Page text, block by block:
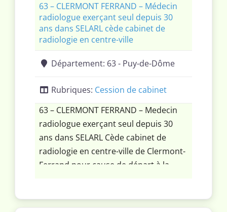
63 – CLERMONT FERRAND – Médecin
radiologue exerçant seul depuis 30
ans dans SELARL cède cabinet de
radiologie en centre-ville
Département: 63 - Puy-de-Dôme
Rubriques: Cession de cabinet
63 – CLERMONT FERRAND – Medecin
radiologue exerçant seul depuis 30
ans dans SELARL Cède cabinet de
radiologie en centre-ville de Clermont-
Ferrand pour cause de départ à la
accès scanner et IRM.